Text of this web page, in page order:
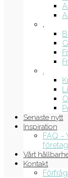
.
.
Senaste nytt
Inspiration
FAQ –
Vårt
Kontakt